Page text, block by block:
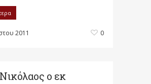
2011 0
ο εκ